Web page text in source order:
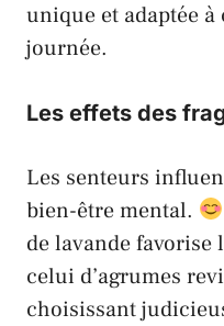
unique et adaptée
journée.
Les effets des
Les senteurs
bien-être mental.
de lavande
celui d’agrumes
choisissant